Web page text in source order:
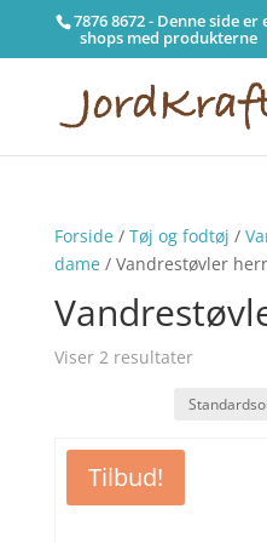
7876 8672 - Denne side
shops med produkterne
Forside/ Tøj og fodtøj /
dame/ Vandrestøvler
Viser 2 resultater
Tilbud!